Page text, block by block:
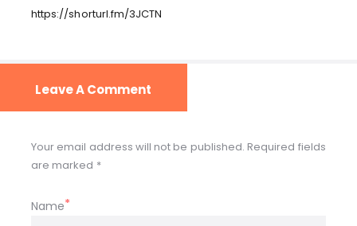
https://shorturl.fm/3JCTN
Leave A Comment
Your email address will not be published. Required fields
are marked *
Name